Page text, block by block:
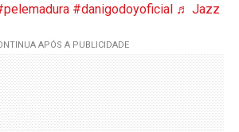
#danigodoyoficial ♬ Jazz